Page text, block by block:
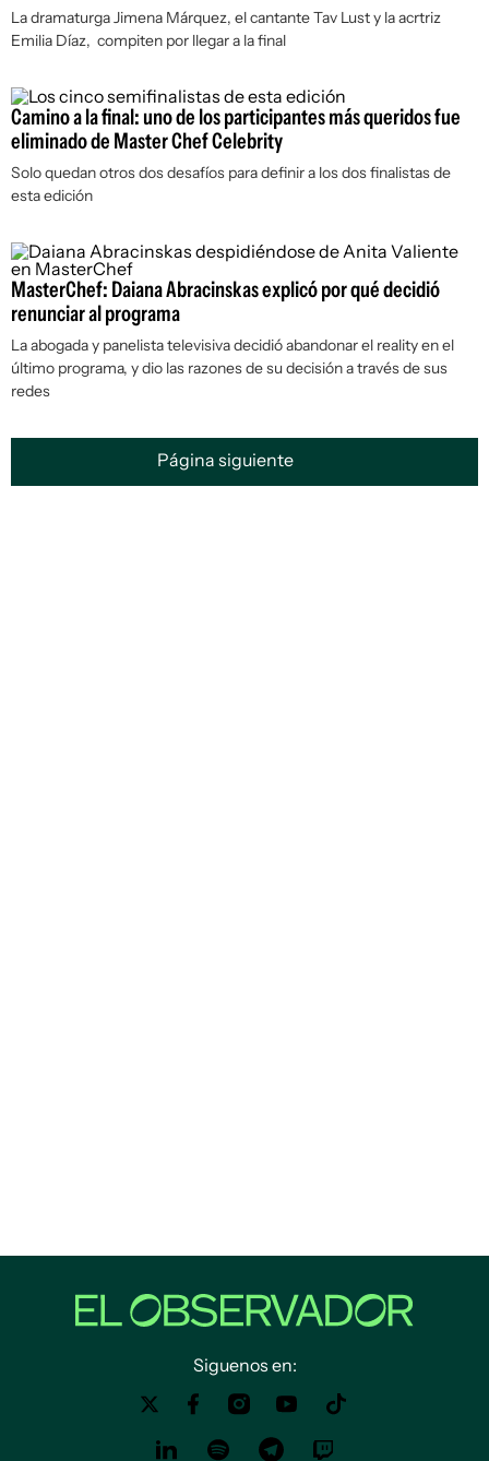
La dramaturga Jimena Márquez, el cantante Tav Lust y la acrtriz
Emilia Díaz, compiten por llegar a la final
Camino a la final: uno de los participantes más queridos fue
eliminado de Master Chef Celebrity
Solo quedan otros dos desafíos para definir a los dos finalistas de
esta edición
MasterChef: Daiana Abracinskas explicó por qué decidió
renunciar al programa
La abogada y panelista televisiva decidió abandonar el reality en el
último programa, y dio las razones de su decisión a través de sus
redes
Página siguiente
Siguenos en: